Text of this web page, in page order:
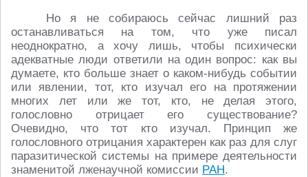
Но я не собираюсь сейчас лишний раз
останавливаться на том, что уже писал
неоднократно, а хочу лишь, чтобы психически
адекватные люди ответили на один вопрос: как вы
думаете, кто больше знает о каком-нибудь событии
или явлении, тот, кто изучал его на протяжении
многих лет или же тот, кто, не делая этого,
голословно отрицает его существование?
Очевидно, что тот кто изучал. Принцип же
голословного отрицания характерен как раз для слуг
паразитической системы на примере деятельности
знаменитой лженаучной комиссии РАН.